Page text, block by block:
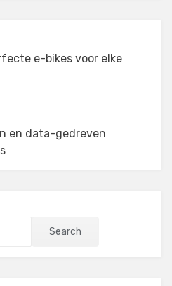
e-bikes voor elke
en data-gedreven
Search